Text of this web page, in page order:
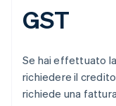
GST
Se hai effettuato
richiedere il
richiede una